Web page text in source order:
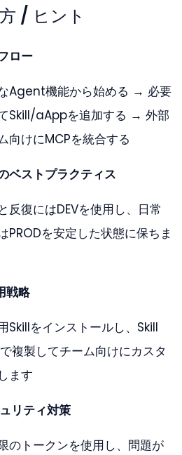
/ ヒント
ロー
Agent機能から始める → 必要
Skill/aAppを追加する → 外部
向けにMCPを統合する
ベストプラクティス
反復にはDEVを使用し、日常
PRODを安定した状態に保ちま
戦略
Skillをインストールし、Skill
複製してチーム向けにカスタ
ます
リティ対策
のトークンを使用し、問題が